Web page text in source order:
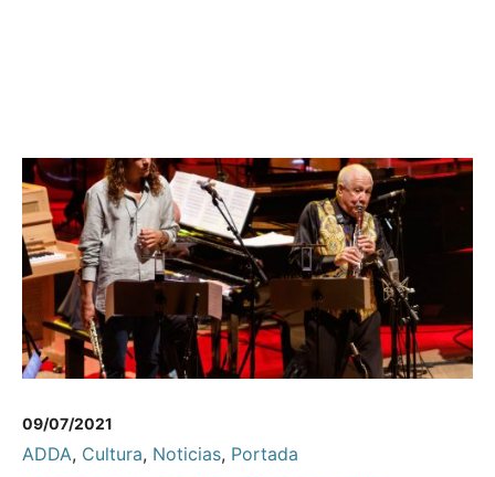
09/07/2021
ADDA, Cultura, Noticias, Portada